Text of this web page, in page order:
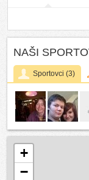
NAŠI
Sportovci (3)
+
−